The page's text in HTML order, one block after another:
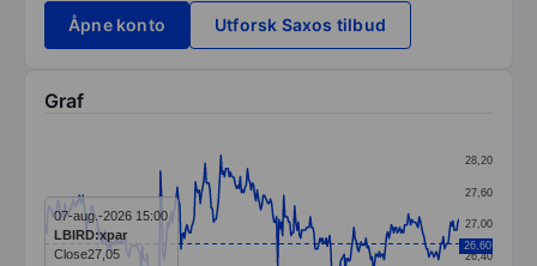
Åpne konto
Utforsk Saxos tilbud
Graf
Line chart with 344 data points.
The chart has 1 X axis displaying categories.
The chart has 1 Y axis displaying values. Data26,40
27,00
27,60
28,20
26,60
07-aug.-2026 15:00
LBIRD:xpar
Close27,05